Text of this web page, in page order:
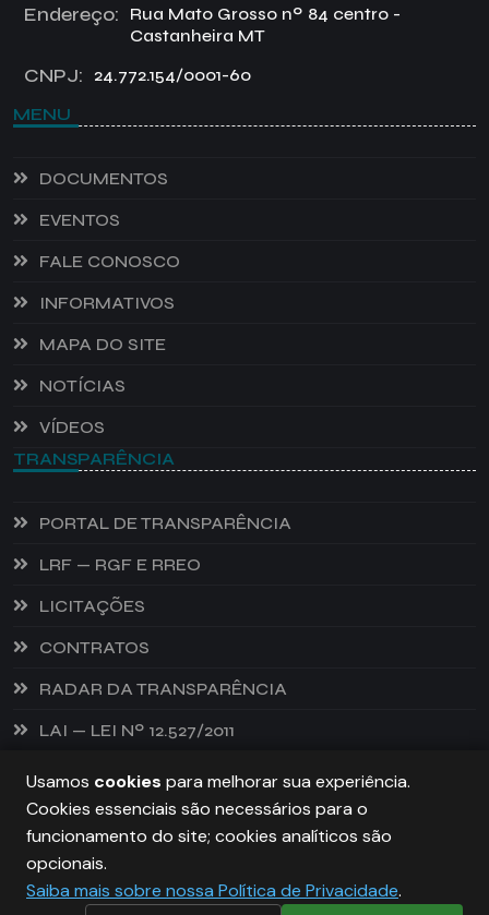
Endereço:
Rua Mato Grosso nº 84 centro -
Castanheira MT
CNPJ: 24.772.154/0001-60
MENU
DOCUMENTOS
EVENTOS
FALE CONOSCO
INFORMATIVOS
MAPA DO SITE
NOTÍCIAS
VÍDEOS
TRANSPARÊNCIA
PORTAL DE TRANSPARÊNCIA
LRF — RGF E RREO
LICITAÇÕES
CONTRATOS
RADAR DA TRANSPARÊNCIA
LAI — LEI Nº 12.527/2011
PREFEITURA DE CASTANHEIRA, TODOS OS DIREITOS
Usamos cookies para melhorar sua experiência.
Cookies essenciais são necessários para o
funcionamento do site; cookies analíticos são
opcionais.
Saiba mais sobre nossa Política de Privacidade.